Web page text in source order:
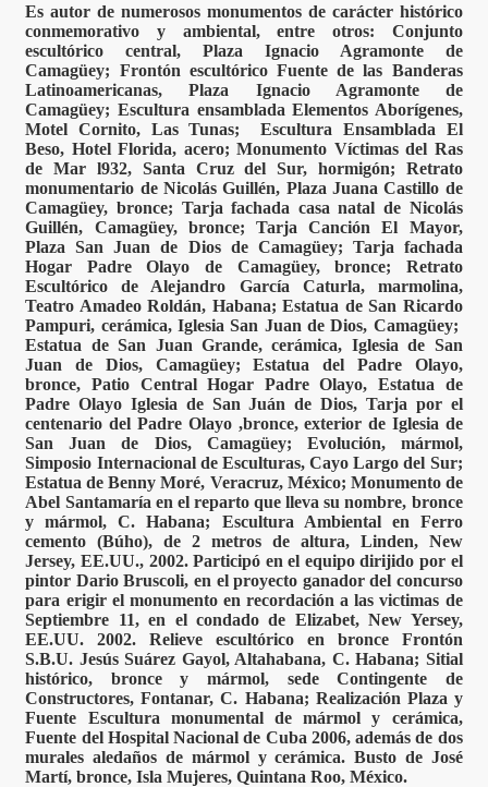
Es autor de numerosos monumentos de carácter histórico
conmemorativo y ambiental, entre otros: Conjunto
escultórico central, Plaza Ignacio Agramonte de
Camagüey; Frontón escultórico Fuente de las Banderas
Latinoamericanas, Plaza Ignacio Agramonte de
Camagüey; Escultura ensamblada Elementos Aborígenes,
Motel Cornito, Las Tunas; Escultura Ensamblada El
Beso, Hotel Florida, acero; Monumento Víctimas del Ras
de Mar l932, Santa Cruz del Sur, hormigón; Retrato
monumentario de Nicolás Guillén, Plaza Juana Castillo de
Camagüey, bronce; Tarja fachada casa natal de Nicolás
Guillén, Camagüey, bronce; Tarja Canción El Mayor,
Plaza San Juan de Dios de Camagüey; Tarja fachada
Hogar Padre Olayo de Camagüey, bronce; Retrato
Escultórico de Alejandro García Caturla, marmolina,
Teatro Amadeo Roldán, Habana; Estatua de San Ricardo
Pampuri, cerámica, Iglesia San Juan de Dios, Camagüey;
Estatua de San Juan Grande, cerámica, Iglesia de San
Juan de Dios, Camagüey; Estatua del Padre Olayo,
bronce, Patio Central Hogar Padre Olayo, Estatua de
Padre Olayo Iglesia de San Juán de Dios, Tarja por el
centenario del Padre Olayo ,bronce, exterior de Iglesia de
San Juan de Dios, Camagüey; Evolución, mármol,
Simposio Internacional de Esculturas, Cayo Largo del Sur;
Estatua de Benny Moré, Veracruz, México; Monumento de
Abel Santamaría en el reparto que lleva su nombre, bronce
y mármol, C. Habana; Escultura Ambiental en Ferro
cemento (Búho), de 2 metros de altura, Linden, New
Jersey, EE.UU., 2002. Participó en el equipo dirijido por el
pintor Dario Bruscoli, en el proyecto ganador del concurso
para erigir el monumento en recordación a las victimas de
Septiembre 11, en el condado de Elizabet, New Yersey,
EE.UU. 2002. Relieve escultórico en bronce Frontón
S.B.U. Jesús Suárez Gayol, Altahabana, C. Habana; Sitial
histórico, bronce y mármol, sede Contingente de
Constructores, Fontanar, C. Habana; Realización Plaza y
Fuente Escultura monumental de mármol y cerámica,
Fuente del Hospital Nacional de Cuba 2006, además de dos
murales aledaños de mármol y cerámica. Busto de José
Martí, bronce, Isla Mujeres, Quintana Roo, México.